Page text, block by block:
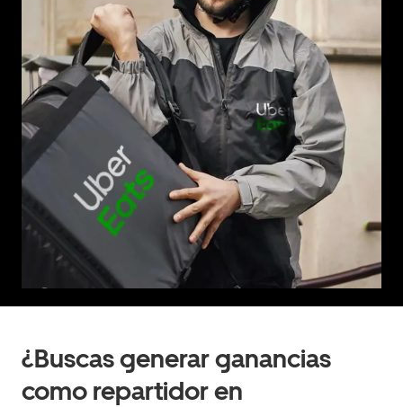
¿Buscas generar ganancias
como repartidor en